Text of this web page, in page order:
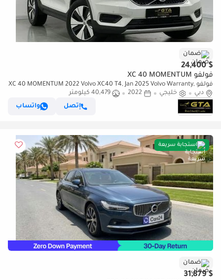
ضمان
$ 24,400
فولفو XC 40 MOMENTUM
فولفو XC 40 MOMENTUM 2022 Volvo XC40 T4, Jan 2025 Volvo Warranty,
Full Volvo Service History, Low Kms, GCC
دبي خليجي 2022
40,479 كيلومتر
إتصل
واتساب
استجابة سريعة
ضمان
$ 31,879